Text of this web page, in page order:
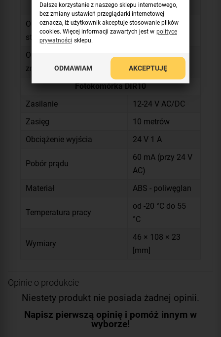
Karta częstotliwości AF43S
Obsługa sterowania kodem
stałym
TOP, TAM
Obsługa sterowania kodem
zmiennym
Fotokomórka DIR10
Zasilanie
12-24 V AC/DC
Zasięg
10 metrów
Obciążenie wyjścia
24 V 1 A
Pobór prądu
60 mA (przy 24 V
AC)
Materiał
ABS - poliwęglan
Temperatura pracy
od -20 °C do 55
°C
Wymiary
46 × 108 × 23
[mm]
Opinie o produkcie
Niestety produkt nie posiada żadnej opinii.
Napisz pierwszą opinię i pomóż innym w
wyborze!
Dalsze korzystanie z naszego sklepu internetowego,
bez zmiany ustawień przeglądarki internetowej
oznacza, iż użytkownik akceptuje stosowanie plików
cookies. Więcej informacji zawartych jest w polityce
prywatności sklepu.
ODMAWIAM AKCEPTUJĘ